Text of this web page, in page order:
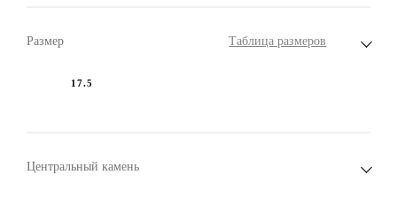
Размер Таблица размеров
17.5
Центральный камень